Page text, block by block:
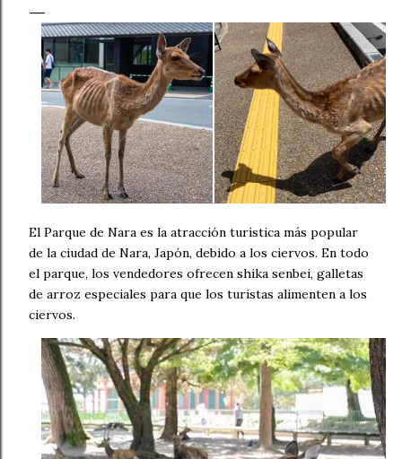
El Parque de Nara es la atracción turística más popular
de la ciudad de Nara, Japón, debido a los ciervos. En todo
el parque, los vendedores ofrecen shika senbei, galletas
de arroz especiales para que los turistas alimenten a los
ciervos.